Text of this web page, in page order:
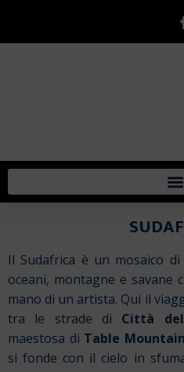
Il Sudafrica è un mosaico
oceani, montagne e savane
mano di un artista. Qui il
tra le strade di Città
maestosa di Table Mountain
si fonde con il cielo in